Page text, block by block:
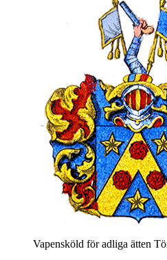
Vapensköld för adliga ätten